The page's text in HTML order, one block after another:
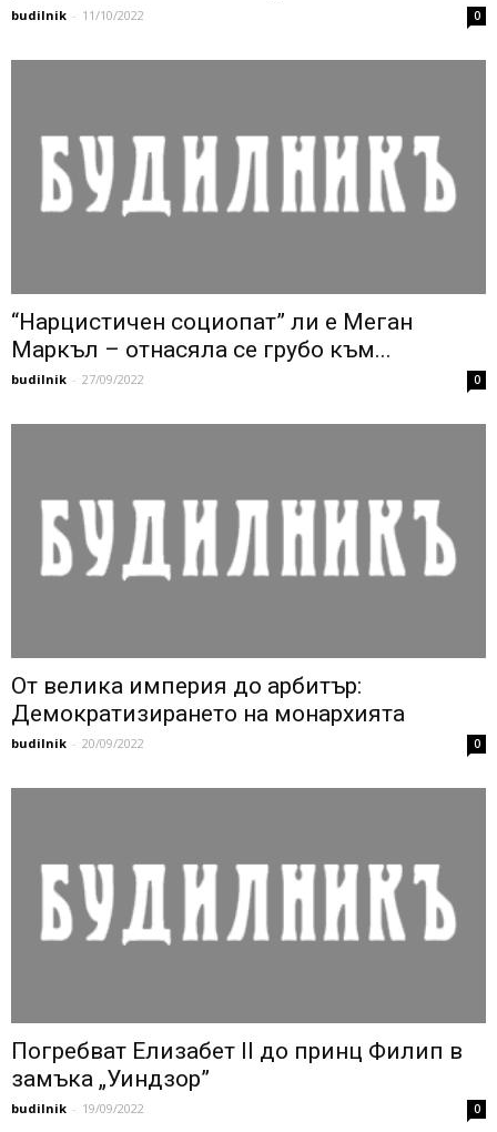
budilnik - 11/10/2022 0
“Нарцистичен социопат” ли е Меган
Маркъл – отнасяла се грубо към...
budilnik - 27/09/2022 0
От велика империя до арбитър:
Демократизирането на монархията
budilnik - 20/09/2022 0
Погребват Елизабет II до принц Филип в
замъка „Уиндзор”
budilnik - 19/09/2022 0